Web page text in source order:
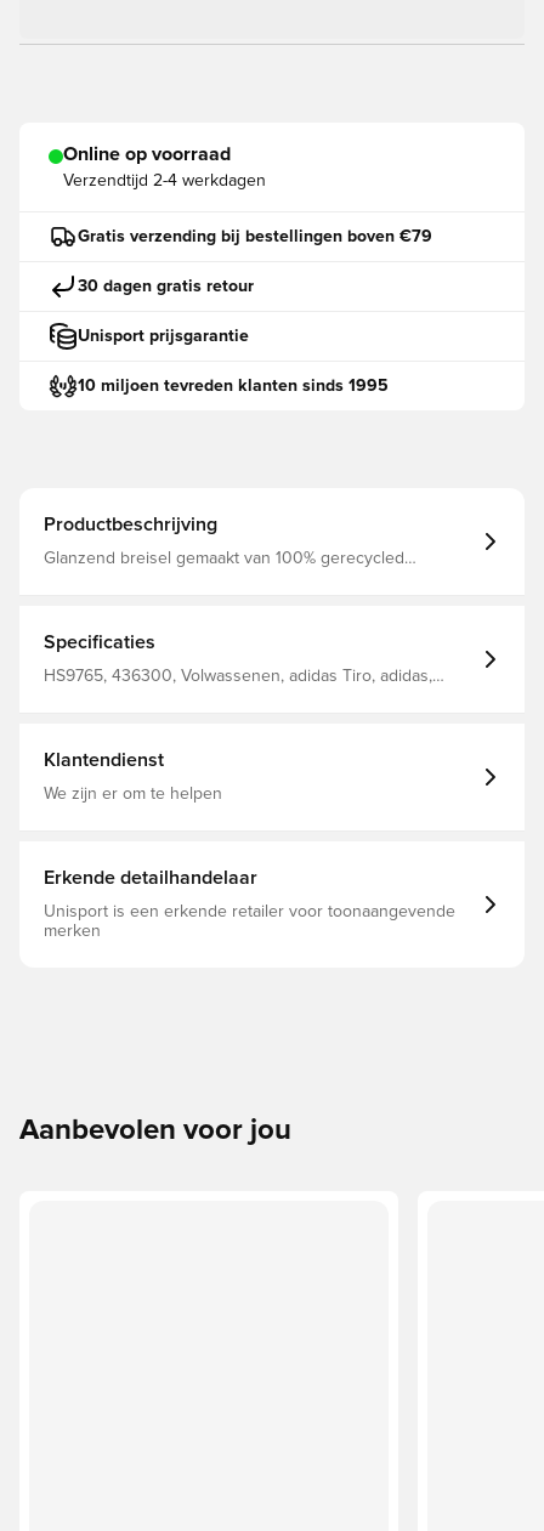
Online op voorraad
Verzendtijd 2-4 werkdagen
Gratis verzending bij bestellingen boven €79
30 dagen gratis retour
Unisport prijsgarantie
10 miljoen tevreden klanten sinds 1995
Productbeschrijving
Glanzend breisel gemaakt van 100% gerecycled
Specificaties
HS9765, 436300, Volwassenen, adidas Tiro, adidas,
Klantendienst
We zijn er om te helpen
Erkende detailhandelaar
Unisport is een erkende retailer voor toonaangevende
merken
Aanbevolen voor jou